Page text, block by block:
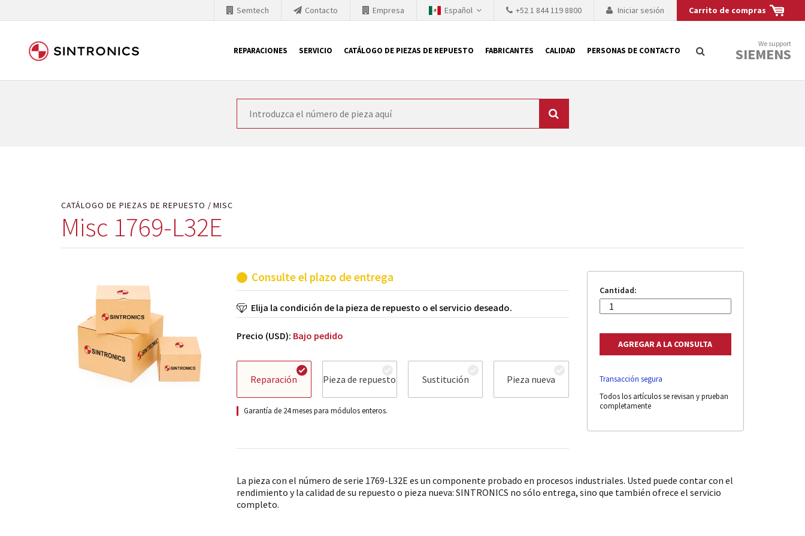
Carrito de compras
Iniciar sesión
+52 1 844 119 8800
Español
Empresa
Contacto
Semtech
REPARACIONES SERVICIO CATÁLOGO DE PIEZAS DE REPUESTO FABRICANTES CALIDAD PERSONAS DE CONTACTO
We support
SIEMENS
Nuestra colaboración con SIEMENS
de módulos descontinuados por módulos del propio almacén.
CATÁLOGO DE PIEZAS DE REPUESTO MISC
Misc 1769-L32E
Consulte el plazo de entrega
Elija la condición de la pieza de repuesto o el servicio deseado.
Precio (USD): Bajo pedido
Reparación Pieza de repuesto Sustitución Pieza nueva
Garantía de 24 meses para módulos enteros.
Cantidad:
Transacción segura
Todos los artículos se revisan y prueban
completamente
La pieza con el número de serie 1769-L32E es un componente probado en procesos industriales. Usted puede contar con el
rendimiento y la calidad de su repuesto o pieza nueva: SINTRONICS no sólo entrega, sino que también ofrece el servicio
completo.